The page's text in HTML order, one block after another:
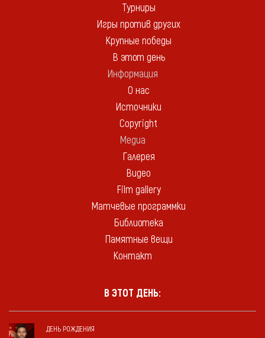
Турниры
Игры против других
Крупные победы
В этот день
Информация
О нас
Источники
Copyright
Медиа
Галерея
Видео
Film gallery
Матчевые программки
Библиотека
Памятные вещи
Контакт
В ЭТОТ ДЕНЬ:
ДЕНЬ РОЖДЕНИЯ